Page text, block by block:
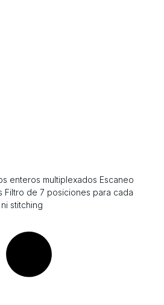
enteros multiplexados Escaneo
Filtro de 7 posiciones para cada
stitching